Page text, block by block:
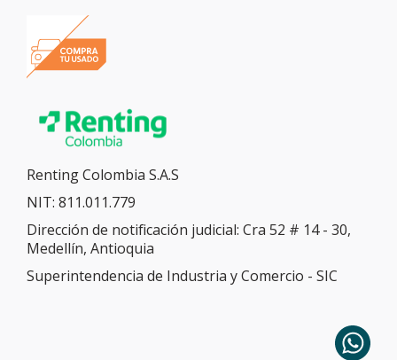
Renting Colombia S.A.S
NIT: 811.011.779
Dirección de notificación judicial: Cra 52 # 14 - 30,
Medellín, Antioquia
Superintendencia de Industria y Comercio - SIC